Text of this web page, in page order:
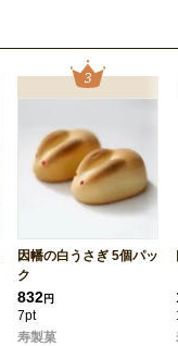
因幡の白うさぎ 5個パッ
ク
832円
7pt
寿製菓